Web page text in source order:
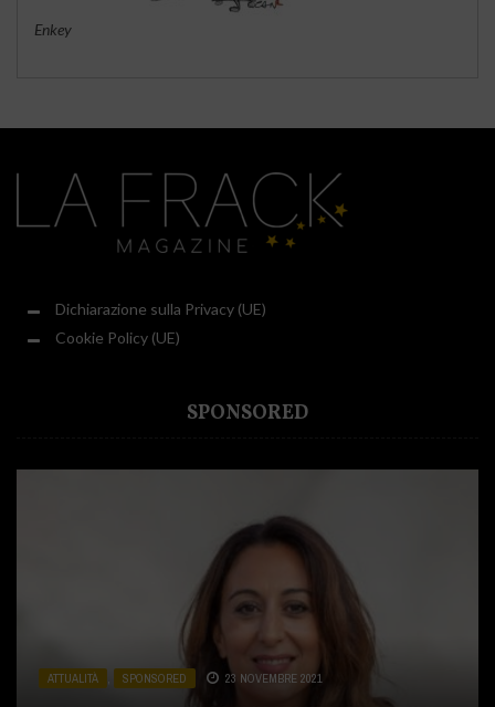
Enkey
Dichiarazione sulla Privacy (UE)
Cookie Policy (UE)
SPONSORED
ATTUALITÀ SPONSORED 23 NOVEMBRE 2021
ATTUALITÀ CUCINA , SPONSORED 2 DICEMBRE 2020
ATTUALITÀ SPONSORED 31 LUGLIO 2020